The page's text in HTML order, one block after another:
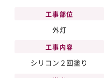
工事部位
外灯
工事内容
シリコン２回塗り